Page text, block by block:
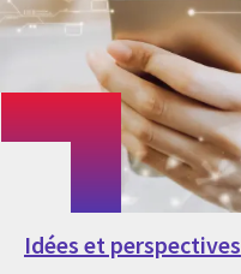
Idées et perspectives